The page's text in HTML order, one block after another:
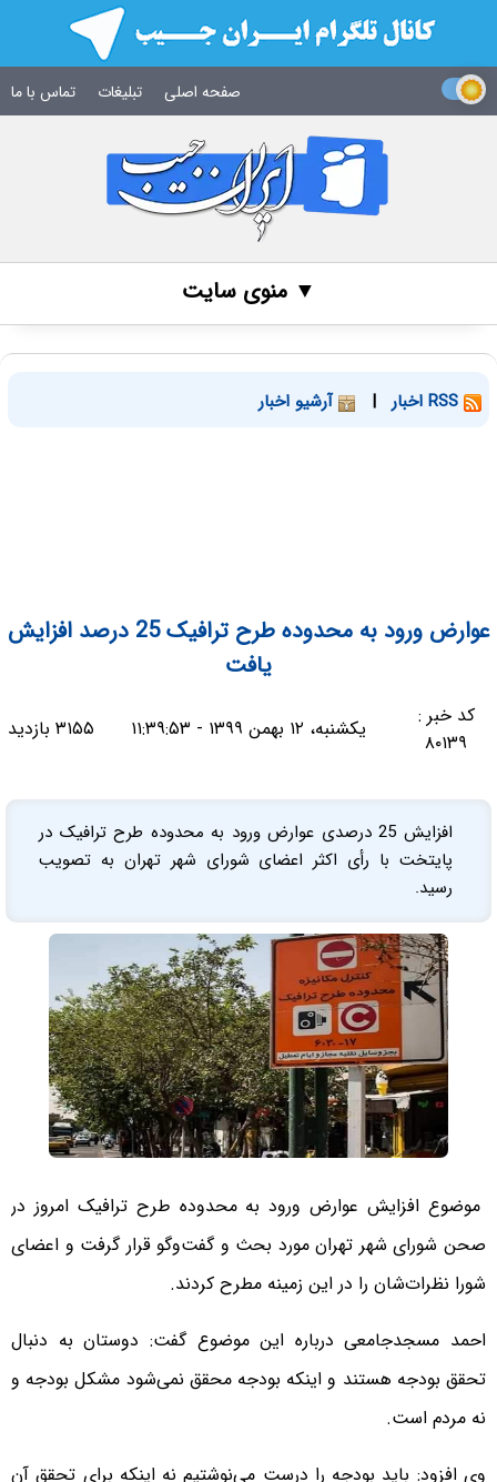
صفحه اصلی تبلیغات تماس با ما
▼ منوی سایت
| آرشیو اخبار
عوارض ورود به محدوده طرح ترافیک 25 درصد افزایش
یافت
کد خبر :
۸۰۱۳۹
یکشنبه، ۱۲ بهمن ۱۳۹۹ - ۱۱:۳۹:۵۳ ۳۱۵۵ بازدید
افزایش 25 درصدی عوارض ورود به محدوده طرح ترافیک در
پایتخت با رأی اکثر اعضای شورای شهر تهران به تصویب
رسید.
موضوع افزایش عوارض ورود به محدوده طرح ترافیک امروز در
صحن شورای شهر تهران مورد بحث و گفت‌وگو قرار گرفت و اعضای
شورا نظرات‌شان را در این زمینه مطرح کردند.
احمد مسجدجامعی درباره این موضوع گفت:‌ دوستان به دنبال
تحقق بودجه هستند و اینکه بودجه محقق نمی‌شود مشکل بودجه و
نه مردم است.
وی افزود: باید بودجه را درست می‌نوشتیم نه اینکه برای تحقق آن